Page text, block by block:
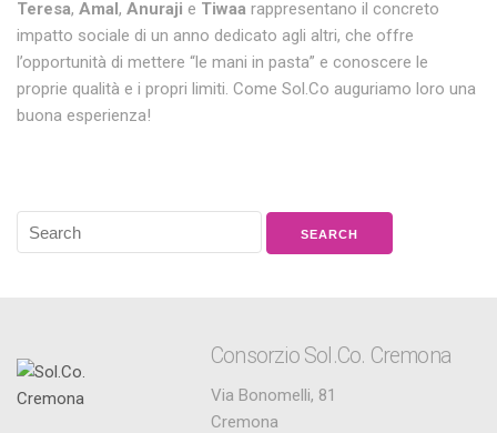
Teresa, Amal, Anuraji e Tiwaa rappresentano il concreto
impatto sociale di un anno dedicato agli altri, che offre
l’opportunità di mettere “le mani in pasta” e conoscere le
proprie qualità e i propri limiti. Come Sol.Co auguriamo loro una
buona esperienza!
Consorzio Sol.Co. Cremona
Via Bonomelli, 81
Cremona